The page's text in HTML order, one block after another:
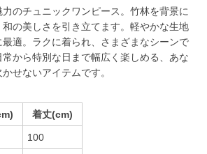
のチュニックワンピース。竹林を背景に
和の美しさを引き立てます。軽やかな生地
適。ラクに着られ、さまざまなシーンで
から特別な日まで幅広く楽しめる、あな
せないアイテムです。
着丈(cm)
100